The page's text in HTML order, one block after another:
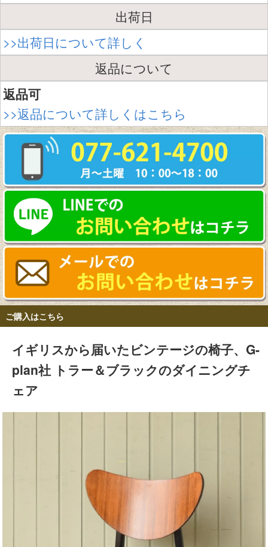
出荷日
>>出荷日について詳しく
返品について
返品可
>>返品について詳しくはこちら
ご購入はこちら
イギリスから届いたビンテージの椅子、G-
plan社 トラー＆ブラックのダイニングチ
ェア